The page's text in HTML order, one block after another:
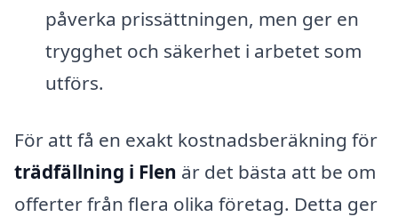
påverka prissättningen, men ger en
trygghet och säkerhet i arbetet som
utförs.
För att få en exakt kostnadsberäkning för
trädfällning i Flen är det bästa att be om
offerter från flera olika företag. Detta ger